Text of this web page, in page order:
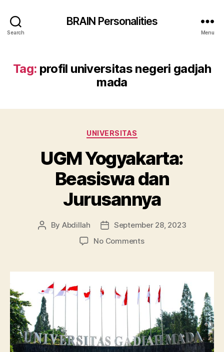
Search
BRAIN Personalities
Menu
Tag: profil universitas negeri gadjah
mada
Categories
UNIVERSITAS
UGM Yogyakarta:
Beasiswa dan
Jurusannya
Post
By Abdillah
Post
date
September 28, 2023
No Commentson
Beasiswa
dan
Jurusannya